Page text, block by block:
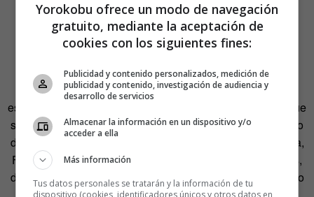
El icono punk ha tenido pocos miramientos a la hora de
escoger repertorio. La lista se llena de temas en francés que
siempre quiso repasar y otros en inglés que tienen un poso
de todo lo complicado que se conjuga en el amor. «Sinatra,
Fred Neil, Cole Porter… Historias de amor rotas, confusas,
depresivas que comencé a trabajar cuando estaba inmerso
Yorokobu ofrece un modo de navegación
gratuito, mediante la aceptación de
cookies con los siguientes fines:
Publicidad y contenido personalizados, medición de
publicidad y contenido, investigación de audiencia y
desarrollo de servicios
Almacenar la información en un dispositivo y/o
acceder a ella
Más información
Tus datos personales se tratarán y la información de tu
dispositivo (cookies, identificadores únicos y otros datos en